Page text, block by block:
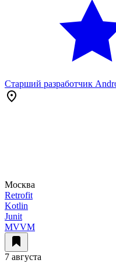
Старший разработчик
Москва
Retrofit
Kotlin
Junit
MVVM
7 августа